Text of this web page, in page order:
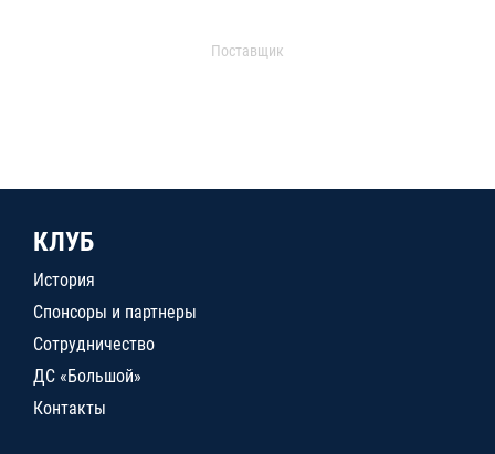
Поставщик
КЛУБ
История
Спонсоры и партнеры
Сотрудничество
ДС «Большой»
Контакты